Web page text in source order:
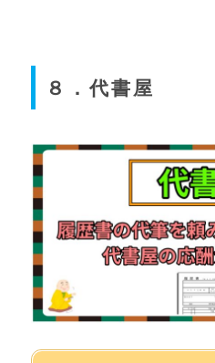
８．代書屋